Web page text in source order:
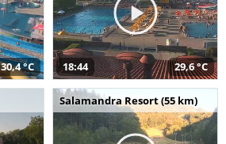
30,4 °C 18:44 29,6 °C
Salamandra Resort (55 km)